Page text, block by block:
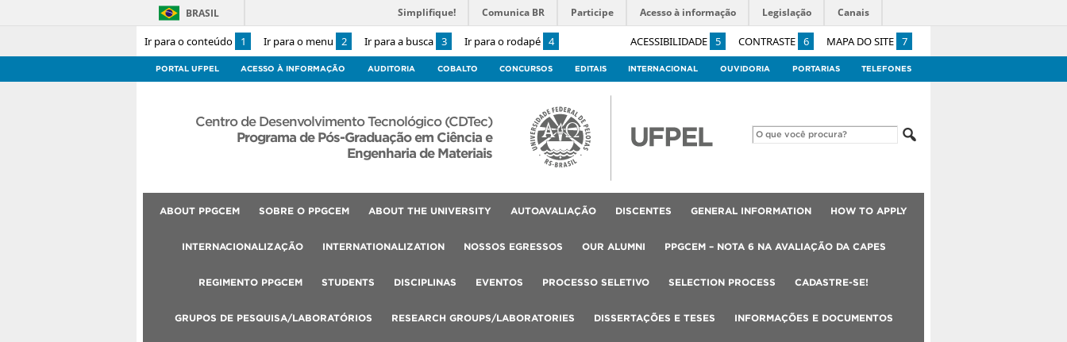
Ir para o conteúdo 1 Ir para o menu 2 Ir para a busca 3 Ir para o rodapé 4 ACESSIBILIDADE 5 CONTRASTE 6 MAPA DO SITE 7
BRASIL Simplifique! Comunica BR Participe Acesso à informação Legislação Canais
PORTAL UFPEL ACESSO À INFORMAÇÃO AUDITORIA COBALTO CONCURSOS EDITAIS INTERNACIONAL OUVIDORIA PORTARIAS TELEFONES
Centro de Desenvolvimento Tecnológico (CDTec)
Programa de Pós-Graduação em Ciência e
Engenharia de Materiais
ABOUT PPGCEM SOBRE O PPGCEM ABOUT THE UNIVERSITY AUTOAVALIAÇÃO DISCENTES GENERAL INFORMATION HOW TO APPLY
INTERNACIONALIZAÇÃO INTERNATIONALIZATION NOSSOS EGRESSOS OUR ALUMNI PPGCEM – NOTA 6 NA AVALIAÇÃO DA CAPES
REGIMENTO PPGCEM STUDENTS DISCIPLINAS EVENTOS PROCESSO SELETIVO SELECTION PROCESS CADASTRE-SE!
GRUPOS DE PESQUISA/LABORATÓRIOS RESEARCH GROUPS/LABORATORIES DISSERTAÇÕES E TESES INFORMAÇÕES E DOCUMENTOS